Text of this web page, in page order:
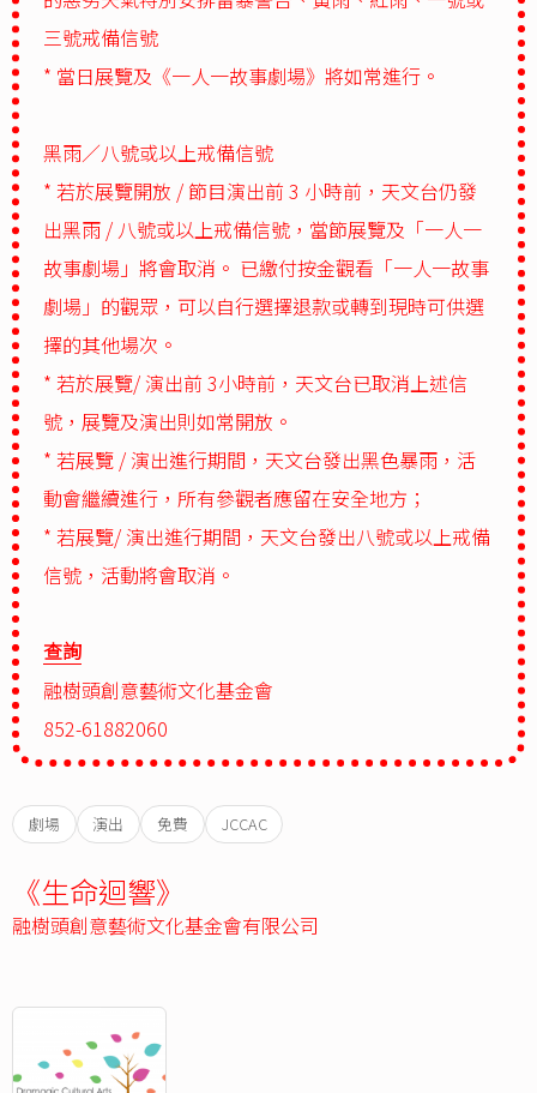
三號戒備信號
* 當日展覽及《一人一故事劇場》將如常進行。
黑雨／八號或以上戒備信號
* 若於展覽開放 / 節目演出前 3 小時前，天文台仍發
出黑雨 / 八號或以上戒備信號，當節展覽及「一人一
故事劇場」將會取消。 已繳付按金觀看「一人一故事
劇場」的觀眾，可以自行選擇退款或轉到現時可供選
擇的其他場次。
* 若於展覽/ 演出前 3小時前，天文台已取消上述信
號，展覽及演出則如常開放。
* 若展覽 / 演出進行期間，天文台發出黑色暴雨，活
動會繼續進行，所有參觀者應留在安全地方；
* 若展覽/ 演出進行期間，天文台發出八號或以上戒備
信號，活動將會取消。
查詢
融樹頭創意藝術文化基金會
852-61882060
劇場 演出 免費 JCCAC
《生命迴響》
融樹頭創意藝術文化基金會有限公司